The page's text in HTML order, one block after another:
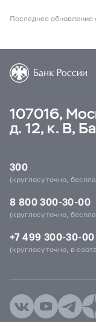
Последнее
107016,
д. 12, к. В,
300
(круглосуточно,
8 800 300-30-00
(круглосуточно,
+7 499 300-30-00
(круглосуточно, в